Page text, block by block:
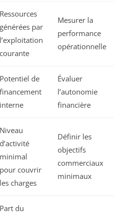
Ressources
générées par
l’exploitation
courante
Mesurer la
performance
opérationnelle
Potentiel de
financement
interne
Évaluer
l’autonomie
financière
Niveau
d’activité
minimal
pour couvrir
les charges
Définir les
objectifs
commerciaux
minimaux
Part du